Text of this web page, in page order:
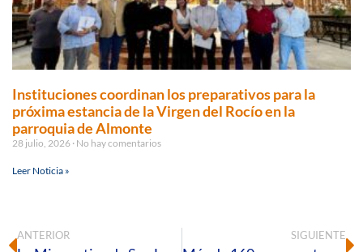
Instituciones coordinan los preparativos para la
próxima estancia de la Virgen del Rocío en la
parroquia de Almonte
28 julio, 2026 No hay comentarios
Leer Noticia »
ANTERIOR SIGUIENTE